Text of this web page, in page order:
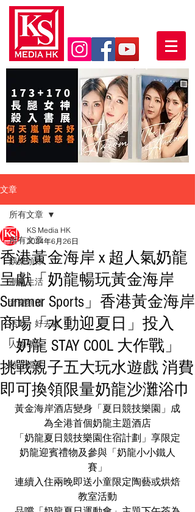
文章
所有文章
娛樂頭條
潮流生活
音樂頻道
活動・好去處
人物專訪
時光檔案
所有文章
香港黃金海岸 x 超人氣奶龍
呈獻「奶龍暢玩黃金海岸
Summer Sports」香港黃金海岸
商場「水動迎夏日」投入
「奶龍 STAY COOL 大作戰」
挑戰親子五大玩水遊戲 消費
即可換領限量奶龍沙灘浴巾
KS Media HK
2024年6月26日
黃金海岸酒店變身「夏日競技樂園」成
為全港首個奶龍主題酒店
「奶龍夏日競技樂園住宿計劃」享限定
奶龍迎賓禮物及參與「奶龍小小鐵人
賽」
連續入住兩晚即送小童限定陶藝或烘焙
教室活動